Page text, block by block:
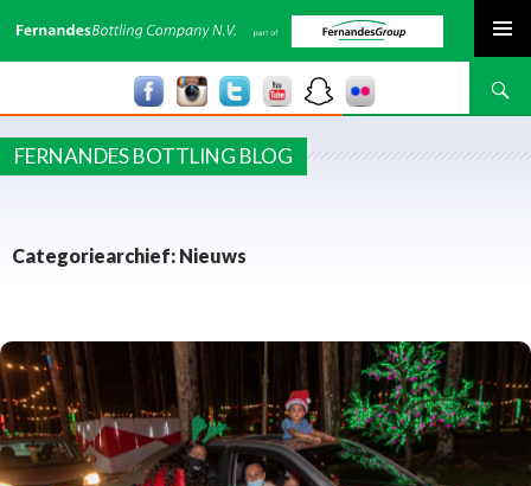
Zoeken
FERNANDES BOTTLING BLOG
Categoriearchief: Nieuws